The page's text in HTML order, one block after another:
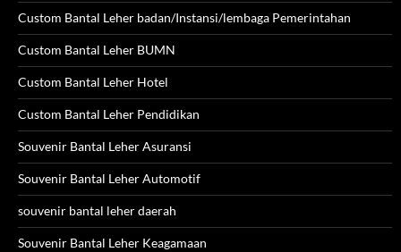
Custom Bantal Leher badan/Instansi/lembaga Pemerintahan
Custom Bantal Leher BUMN
Custom Bantal Leher Hotel
Custom Bantal Leher Pendidikan
Souvenir Bantal Leher Asuransi
Souvenir Bantal Leher Automotif
souvenir bantal leher daerah
Souvenir Bantal Leher Keagamaan